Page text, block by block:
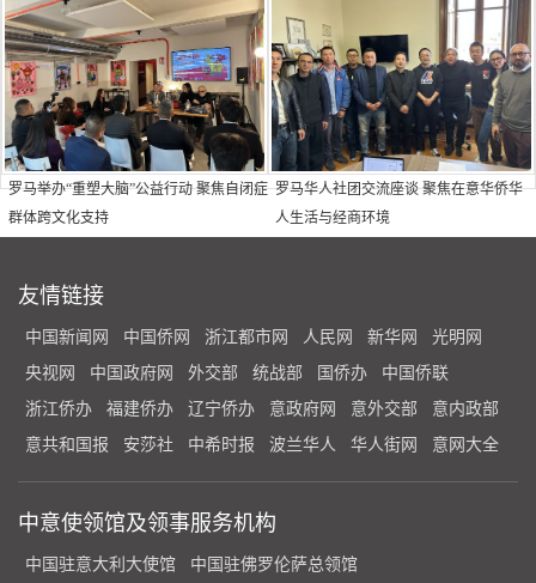
罗马举办“重塑大脑”公益行动 聚焦自闭症
群体跨文化支持
罗马华人社团交流座谈 聚焦在意华侨华
人生活与经商环境
友情链接
中国新闻网 中国侨网 浙江都市网 人民网 新华网
光明网
央视网
中国政府网 外交部 统战部 国侨办
中国侨联
浙江侨办
福建侨办 辽宁侨办 意政府网 意外交部
意内政部
意共和国报
安莎社 中希时报 波兰华人 华人街网 意网大全
中意使领馆及领事服务机构
中国驻意大利大使馆
中国驻佛罗伦萨总领馆